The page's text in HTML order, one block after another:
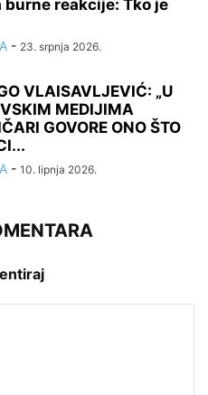
burne reakcije: Tko je
- 23. srpnja 2026.
VLAISAVLJEVIĆ: „U
MEDIJIMA
GOVORE ONO ŠTO
- 10. lipnja 2026.